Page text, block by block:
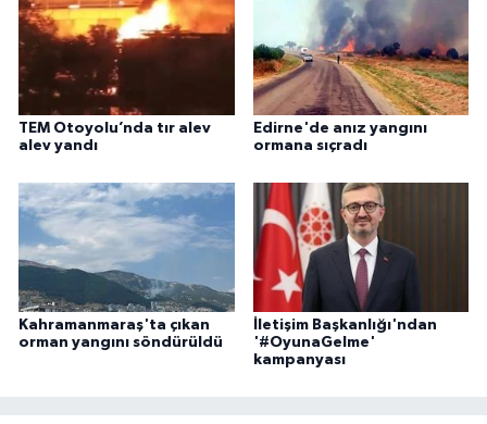
TEM Otoyolu’nda tır alev
alev yandı
Edirne'de anız yangını
ormana sıçradı
Kahramanmaraş'ta çıkan
orman yangını söndürüldü
İletişim Başkanlığı'ndan
'#OyunaGelme'
kampanyası